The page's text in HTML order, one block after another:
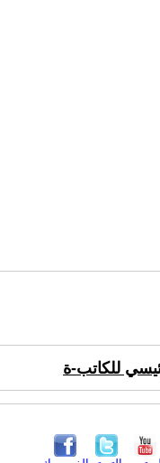
للكاتب-ة